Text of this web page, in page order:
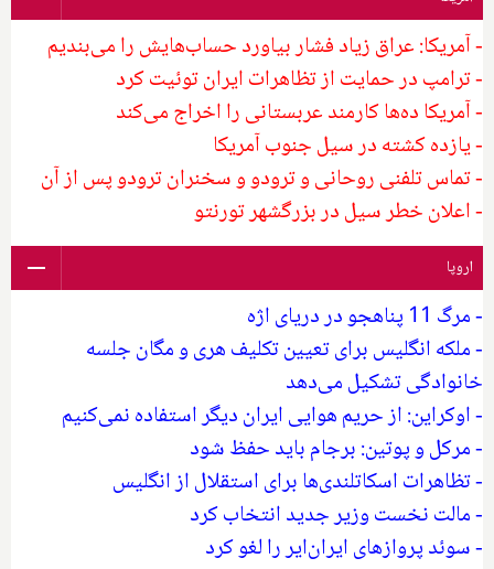
- آمریکا: عراق زیاد فشار بیاورد حساب‌هایش را می‌بندیم
- ترامپ در حمایت از تظاهرات ایران توئیت کرد
- آمریکا ده‌ها کارمند عربستانی را اخراج می‌کند
- یازده کشته در سیل جنوب آمریکا
- تماس تلفنی روحانی و ترودو و سخنران ترودو پس از آن
- اعلان خطر سیل در بزرگشهر تورنتو
اروپا
- مرگ 11 پناهجو در دریای اژه
- ملکه انگلیس برای تعیین تکلیف هری و مگان جلسه
خانوادگی تشکیل می‌دهد
- اوکراین: از حریم هوایی ایران دیگر استفاده نمی‌کنیم
- مرکل و پوتین: برجام باید حفظ شود
- تظاهرات اسکاتلندی‌ها برای استقلال از انگلیس
- مالت نخست وزیر جدید انتخاب کرد
- سوئد پروازهای ایران‌ایر را لغو کرد